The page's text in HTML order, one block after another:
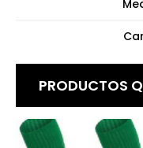
PRODUCTOS